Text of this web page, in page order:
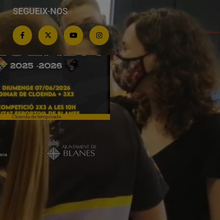
SEGUEIX-NOS
Cloenda de temporada